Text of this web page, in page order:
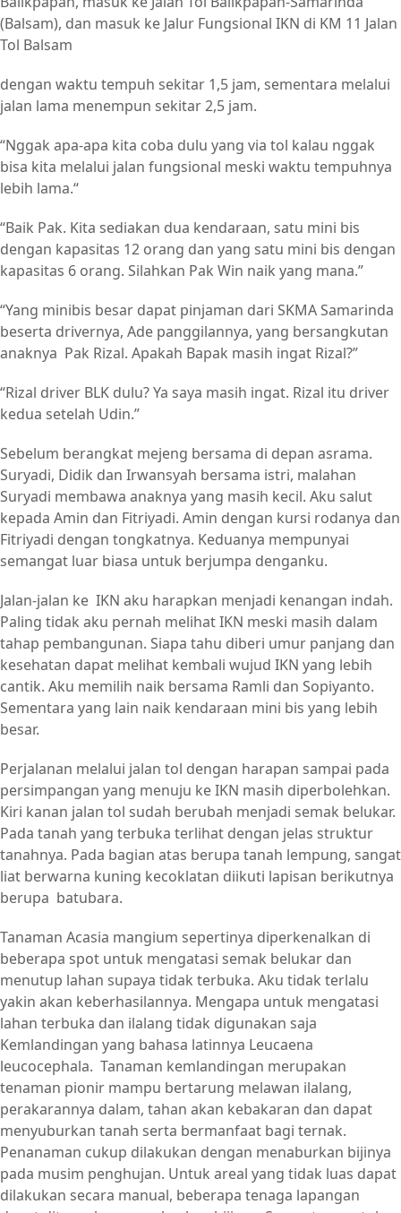
(Balsam), dan masuk ke Jalur Fungsional IKN di KM 11 Jalan
Tol Balsam
dengan waktu tempuh sekitar 1,5 jam, sementara melalui
jalan lama menempun sekitar 2,5 jam.
“Nggak apa-apa kita coba dulu yang via tol kalau nggak
bisa kita melalui jalan fungsional meski waktu tempuhnya
lebih lama.“
“Baik Pak. Kita sediakan dua kendaraan, satu mini bis
dengan kapasitas 12 orang dan yang satu mini bis dengan
kapasitas 6 orang. Silahkan Pak Win naik yang mana.”
“Yang minibis besar dapat pinjaman dari SKMA Samarinda
beserta drivernya, Ade panggilannya, yang bersangkutan
anaknya Pak Rizal. Apakah Bapak masih ingat Rizal?”
“Rizal driver BLK dulu? Ya saya masih ingat. Rizal itu driver
kedua setelah Udin.”
Sebelum berangkat mejeng bersama di depan asrama.
Suryadi, Didik dan Irwansyah bersama istri, malahan
Suryadi membawa anaknya yang masih kecil. Aku salut
kepada Amin dan Fitriyadi. Amin dengan kursi rodanya dan
Fitriyadi dengan tongkatnya. Keduanya mempunyai
semangat luar biasa untuk berjumpa denganku.
Jalan-jalan ke IKN aku harapkan menjadi kenangan indah.
Paling tidak aku pernah melihat IKN meski masih dalam
tahap pembangunan. Siapa tahu diberi umur panjang dan
kesehatan dapat melihat kembali wujud IKN yang lebih
cantik. Aku memilih naik bersama Ramli dan Sopiyanto.
Sementara yang lain naik kendaraan mini bis yang lebih
besar.
Perjalanan melalui jalan tol dengan harapan sampai pada
persimpangan yang menuju ke IKN masih diperbolehkan.
Kiri kanan jalan tol sudah berubah menjadi semak belukar.
Pada tanah yang terbuka terlihat dengan jelas struktur
tanahnya. Pada bagian atas berupa tanah lempung, sangat
liat berwarna kuning kecoklatan diikuti lapisan berikutnya
berupa batubara.
Tanaman Acasia mangium sepertinya diperkenalkan di
beberapa spot untuk mengatasi semak belukar dan
menutup lahan supaya tidak terbuka. Aku tidak terlalu
yakin akan keberhasilannya. Mengapa untuk mengatasi
lahan terbuka dan ilalang tidak digunakan saja
Kemlandingan yang bahasa latinnya Leucaena
leucocephala. Tanaman kemlandingan merupakan
tenaman pionir mampu bertarung melawan ilalang,
perakarannya dalam, tahan akan kebakaran dan dapat
menyuburkan tanah serta bermanfaat bagi ternak.
Penanaman cukup dilakukan dengan menaburkan bijinya
pada musim penghujan. Untuk areal yang tidak luas dapat
dilakukan secara manual, beberapa tenaga lapangan